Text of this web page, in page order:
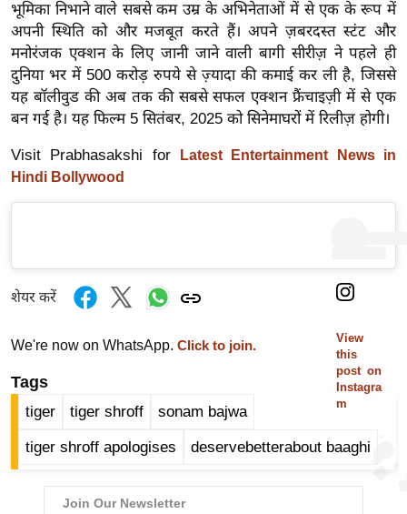
फ
म
नो
रं
ज
ज
ग
त
ड
वु
ड
ल्म
भूमिका निभाने वाले सबसे कम उम्र के अभिनेताओं में से एक के रूप में
अपनी स्थिति को और मजबूत करते हैं। अपने ज़बरदस्त स्टंट और
मनोरंजक एक्शन के लिए जानी जाने वाली बागी सीरीज़ ने पहले ही
दुनिया भर में 500 करोड़ रुपये से ज़्यादा की कमाई कर ली है, जिससे
यह बॉलीवुड की अब तक की सबसे सफल एक्शन फ्रैंचाइज़ी में से एक
बन गई है। यह फिल्म 5 सितंबर, 2025 को सिनेमाघरों में रिलीज़ होगी।
Visit Prabhasakshi for
Latest Entertainment News in
Hindi Bollywood
View
this
post on
Instagra
m
शेयर करें
We're now on WhatsApp. Click to join.
Tags
tiger tiger shroff sonam bajwa
tiger shroff apologises deservebetterabout baaghi